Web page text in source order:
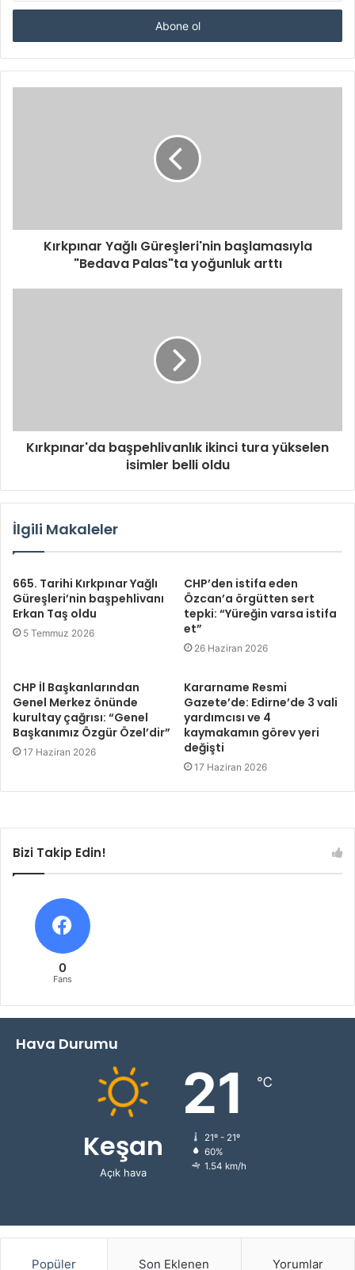
adresinizi
Kırkpınar Yağlı Güreşleri'nin başlamasıyla
"Bedava Palas"ta yoğunluk arttı
Kırkpınar'da başpehlivanlık ikinci tura yükselen
isimler belli oldu
İlgili Makaleler
665. Tarihi Kırkpınar Yağlı
Güreşleri’nin başpehlivanı
Erkan Taş oldu
5 Temmuz 2026
CHP’den istifa eden
Özcan’a örgütten sert
tepki: “Yüreğin varsa istifa
et”
26 Haziran 2026
CHP İl Başkanlarından
Genel Merkez önünde
kurultay çağrısı: “Genel
Başkanımız Özgür Özel’dir”
17 Haziran 2026
Kararname Resmi
Gazete’de: Edirne’de 3 vali
yardımcısı ve 4
kaymakamın görev yeri
değişti
17 Haziran 2026
Bizi Takip Edin!
0
Fans
Hava Durumu
Keşan
Açık hava
21 ℃
21º - 21º
60%
1.54 km/h
Popüler Son Eklenen Yorumlar